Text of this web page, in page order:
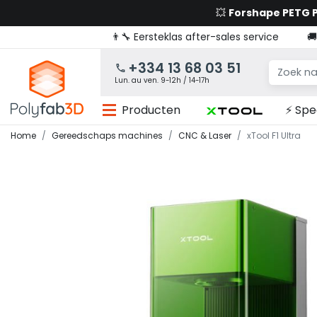
💥 Forshape PETG
👨‍🔧 Eersteklas after-sales service
+334 13 68 03 51
Lun. au ven. 9-12h / 14-17h
Producten ⚡
Home Gereedschaps machines CNC & Laser xTool F1 Ultra